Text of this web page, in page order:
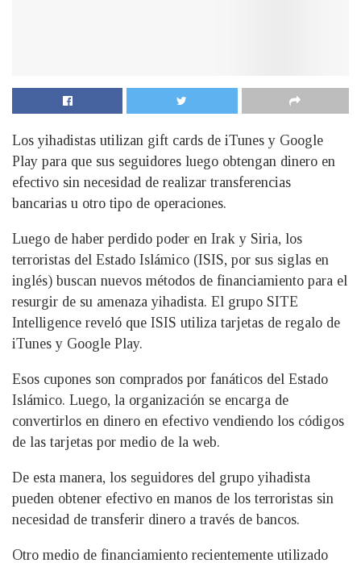
Los yihadistas utilizan gift cards de iTunes y Google
Play para que sus seguidores luego obtengan dinero en
efectivo sin necesidad de realizar transferencias
bancarias u otro tipo de operaciones.
Luego de haber perdido poder en Irak y Siria, los
terroristas del Estado Islámico (ISIS, por sus siglas en
inglés) buscan nuevos métodos de financiamiento para el
resurgir de su amenaza yihadista. El grupo SITE
Intelligence reveló que ISIS utiliza tarjetas de regalo de
iTunes y Google Play.
Esos cupones son comprados por fanáticos del Estado
Islámico. Luego, la organización se encarga de
convertirlos en dinero en efectivo vendiendo los códigos
de las tarjetas por medio de la web.
De esta manera, los seguidores del grupo yihadista
pueden obtener efectivo en manos de los terroristas sin
necesidad de transferir dinero a través de bancos.
Otro medio de financiamiento recientemente utilizado